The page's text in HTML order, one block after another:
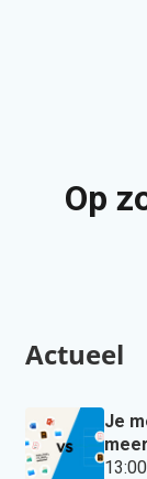
Op
Actueel
Je
13:00